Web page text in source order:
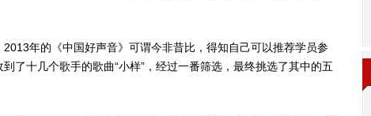
年的《中国好声音》可谓今非昔比，得知自己可以推荐学员参
了十几个歌手的歌曲“小样”，经过一番筛选，最终挑选了其中的五